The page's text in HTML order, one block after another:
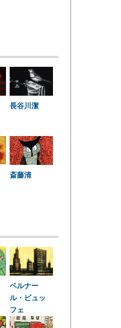
長谷川潔
斎藤清
ベルナー
ル・ビュッ
フェ